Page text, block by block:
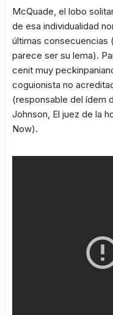
McQuade, el lobo
de esa individualidad
últimas consecuencias (
parece ser su lema).
cenit muy
coguionista no
(responsable del ídem
Johnson El juez de la
Now).